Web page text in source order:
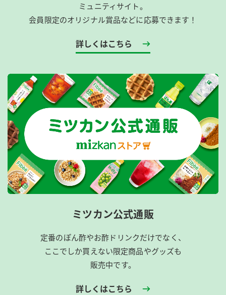
ミュニティサイト。
会員限定のオリジナル賞品などに応募できます！
詳しくはこちら
ミツカン公式通販
定番のぽん酢やお酢ドリンクだけでなく、
ここでしか買えない限定商品やグッズも
販売中です。
詳しくはこちら